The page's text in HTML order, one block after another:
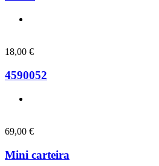
18,00 €
4590052
69,00 €
Mini carteira